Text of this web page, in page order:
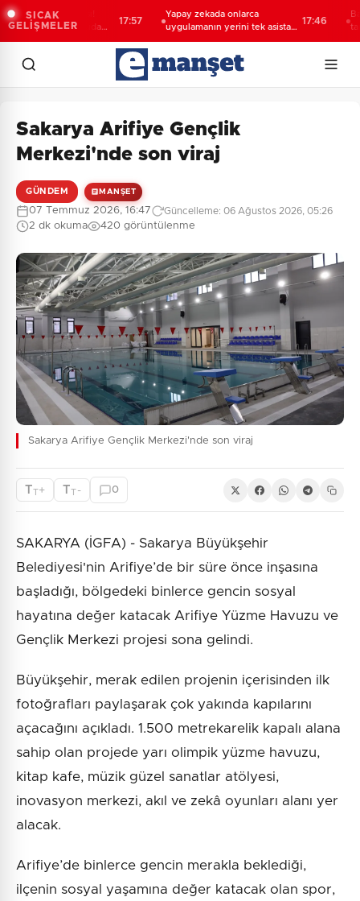
SICAK
GELİŞMELER
deniz uyarısı!
kokulu suda
Yapay zekada onlarca
uygulamanın yerini tek asistan
17:46
Bakan
tarihi bir
Sakarya Arifiye Gençlik
Merkezi'nde son viraj
GÜNDEM MANŞET
07 Temmuz 2026, 16:47 Güncelleme: 06 Ağustos 2026, 05:26
2 dk okuma 420 görüntülenme
Sakarya Arifiye Gençlik Merkezi'nde son viraj
TT+ TT - 0
SAKARYA (İGFA) - Sakarya Büyükşehir
Belediyesi'nin Arifiye’de bir süre önce inşasına
başladığı, bölgedeki binlerce gencin sosyal
hayatına değer katacak Arifiye Yüzme Havuzu ve
Gençlik Merkezi projesi sona gelindi.
Büyükşehir, merak edilen projenin içerisinden ilk
fotoğrafları paylaşarak çok yakında kapılarını
açacağını açıkladı. 1.500 metrekarelik kapalı alana
sahip olan projede yarı olimpik yüzme havuzu,
kitap kafe, müzik güzel sanatlar atölyesi,
inovasyon merkezi, akıl ve zekâ oyunları alanı yer
alacak.
Arifiye’de binlerce gencin merakla beklediği,
ilçenin sosyal yaşamına değer katacak olan spor,